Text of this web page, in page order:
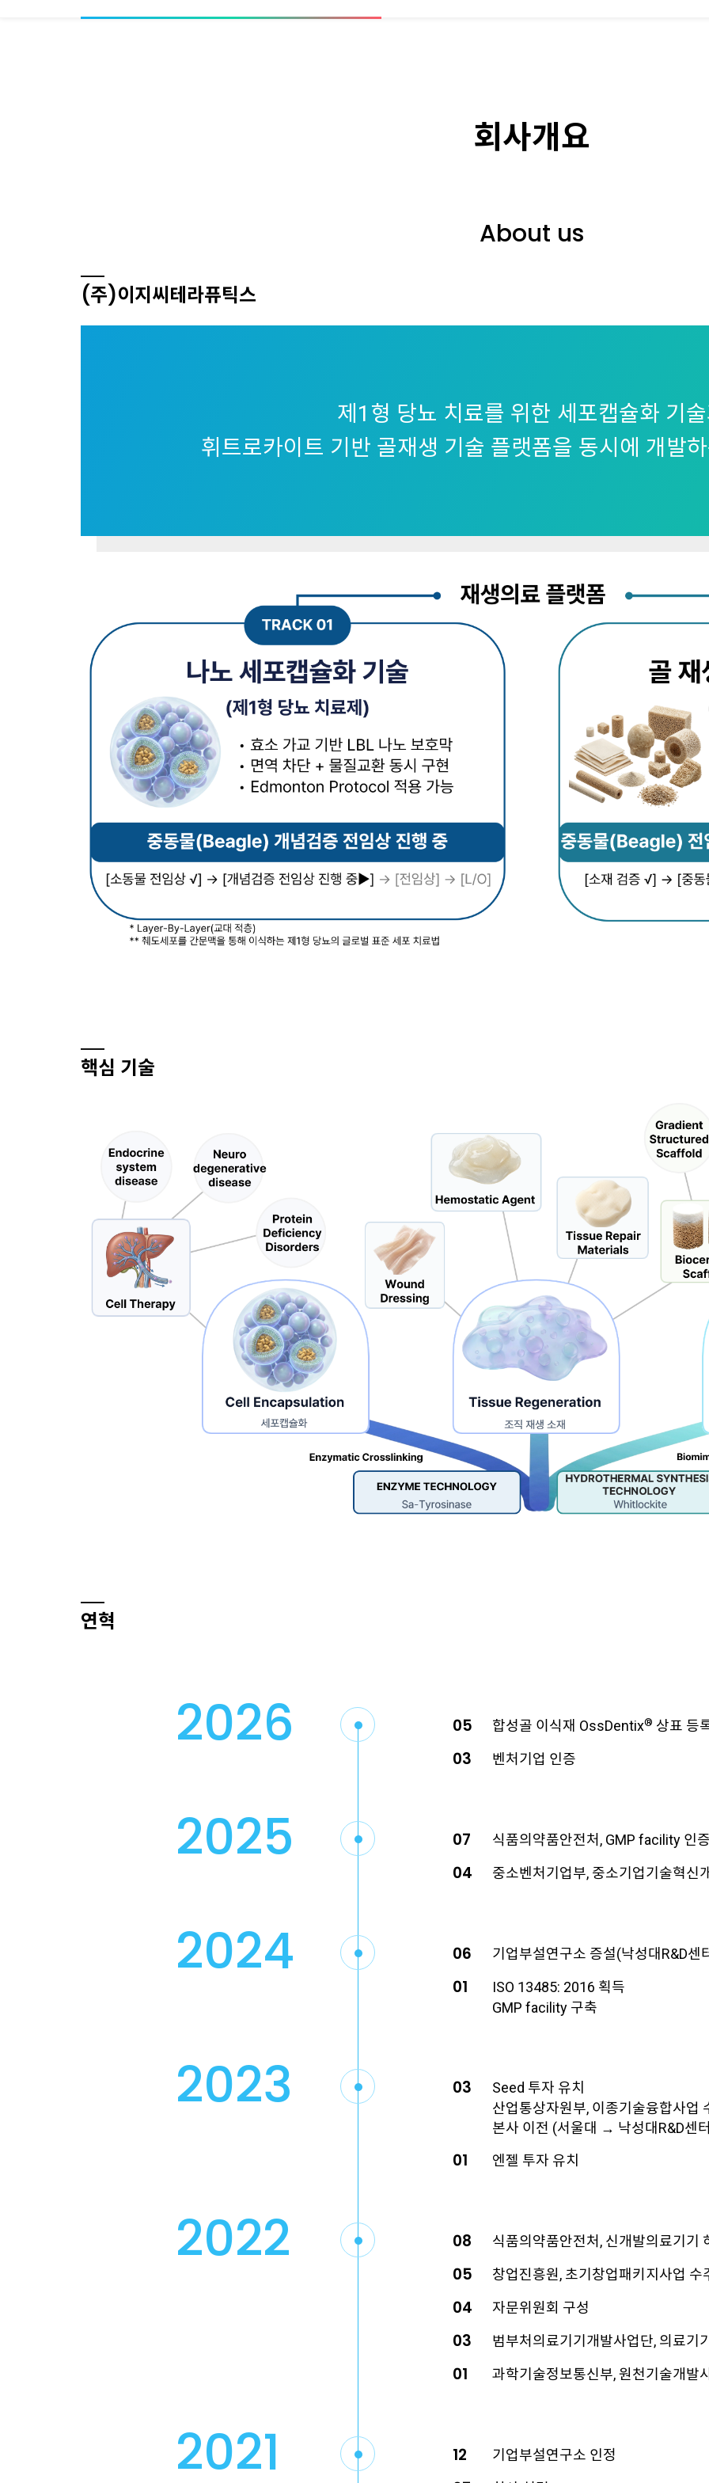
회사개요
About us
(주)이지씨테라퓨틱스
제1형 당뇨 치료를 위한 세포캡슐화 기
휘트로카이트 기반 골재생 기술 플랫폼을 동시에 개발
핵심 기술
연혁
2026 05 합성골 이식재 OssDentix® 상표 등
03 벤처기업 인증
2025 07 식품의약품안전처, GMP facility 인
04 중소벤처기업부, 중소기업기술혁신
2024 06 기업부설연구소 증설(낙성대R&D센
01
ISO 13485: 2016 획득
GMP facility 구축
2023 03
Seed 투자 유치
산업통상자원부, 이종기술융합사업
본사 이전 (서울대 → 낙성대R&D센
01 엔젤 투자 유치
2022 08 식품의약품안전처, 신개발의료기기
05 창업진흥원, 초기창업패키지사업 수
04 자문위원회 구성
03 범부처의료기기개발사업단, 의료기
01 과학기술정보통신부, 원천기술개발
2021 12 기업부설연구소 인정